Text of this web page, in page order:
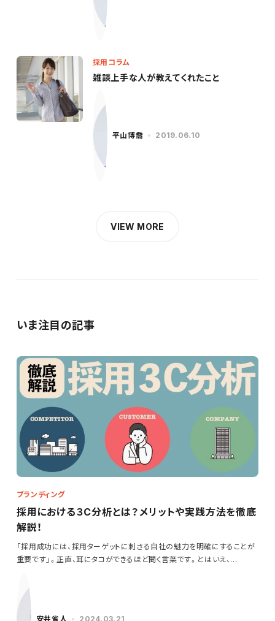
採用コラム
雑談上手な人が教えてくれたこと
平山博喬 2019.06.10
VIEW MORE
いま注目の記事
ブランディング
採用における３C分析とは？メリットや実践方法を徹底
解説！
「採用成功には、採用ターゲットに刺さる自社の魅力を明確にすることが
重要です」。正直、耳にタコができるほど聞く言葉です。とはいえ、…
安井省人 2024.03.21